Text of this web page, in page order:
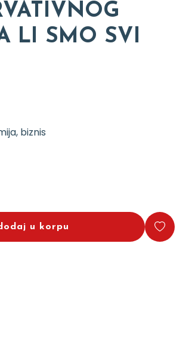
LI SMO SVI
biznis
u korpu